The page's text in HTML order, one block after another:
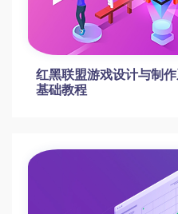
红黑联盟游戏设计与制
基础教程